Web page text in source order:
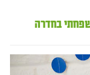
בחדרה